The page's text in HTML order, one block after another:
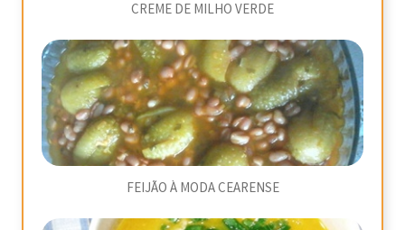
CREME DE MILHO VERDE
FEIJÃO À MODA CEARENSE